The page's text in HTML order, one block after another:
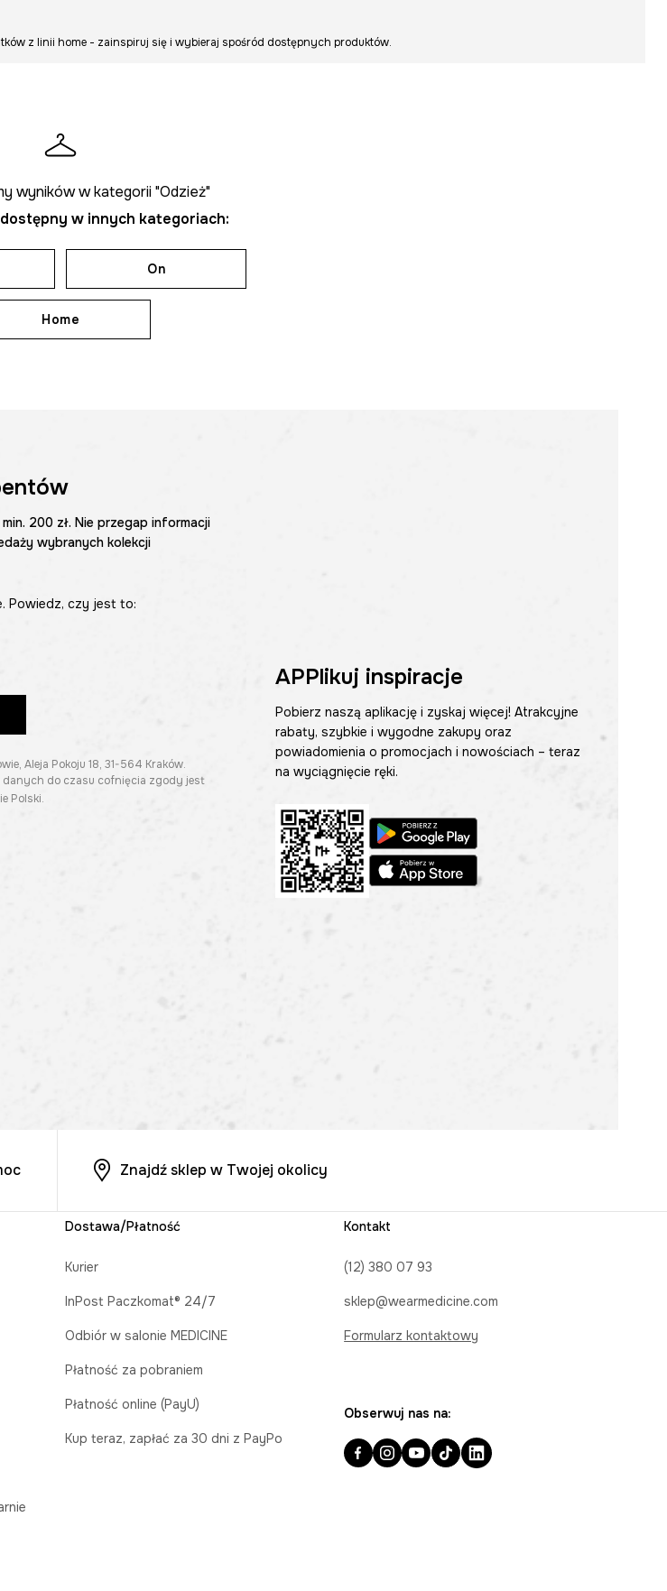
z linii home - zainspiruj się i wybieraj spośród dostępnych produktów.
wyników w kategorii "Odzież"
w innych kategoriach:
On
Home
200 zł. Nie przegap informacji
wybranych kolekcji
Powiedz, czy jest to:
Aleja Pokoju 18, 31-564 Kraków.
danych do czasu cofnięcia zgody jest
Polski.
APPlikuj inspiracje
Pobierz naszą aplikację i zyskaj więcej! Atrakcyjne
rabaty, szybkie i wygodne zakupy oraz
powiadomienia o promocjach i nowościach – teraz
na wyciągnięcie ręki.
Znajdź sklep w Twojej okolicy
Dostawa/Płatność
Kurier
InPost Paczkomat® 24/7
Odbiór w salonie MEDICINE
Płatność za pobraniem
Płatność online (PayU)
Kup teraz, zapłać za 30 dni z PayPo
Kontakt
(12) 380 07 93
sklep@wearmedicine.com
Formularz kontaktowy
Obserwuj nas na: